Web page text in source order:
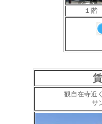
１
観自在寺近
サ